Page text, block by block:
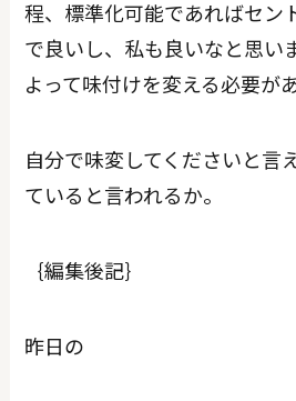
程、標準化可能であればセン
で良いし、私も良いなと思い
よって味付けを変える必要が
自分で味変してくださいと言
ていると言われるか。
｛編集後記｝
昨日の